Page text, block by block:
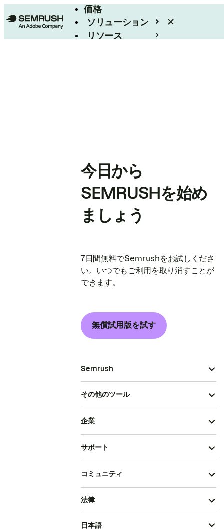
価格
ソリューション
リソース
今日から
SEMRUSHを始め
ましょう
7日間無料でSemrushをお試しくださ
い。いつでもご利用を取り消すことが
できます。
無償試用版を試す
Semrush
その他のツール
企業
サポート
コミュニティ
法律
日本語